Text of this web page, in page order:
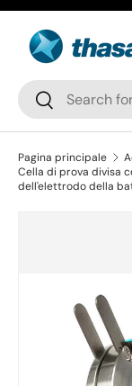
Passa ai
Cerca
Cerca
Pagina principale
Cella di prova divisa
dell'elettrodo della